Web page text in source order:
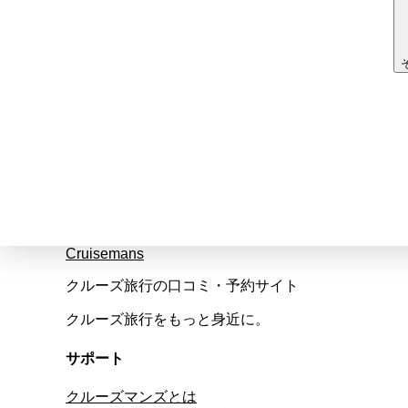
Cruisemans
クルーズ旅行の口コミ・予約サイト
クルーズ旅行をもっと身近に。
サポート
クルーズマンズとは